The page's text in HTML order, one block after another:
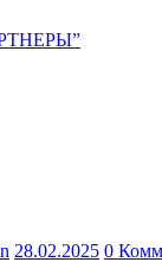
28.02.2025 0